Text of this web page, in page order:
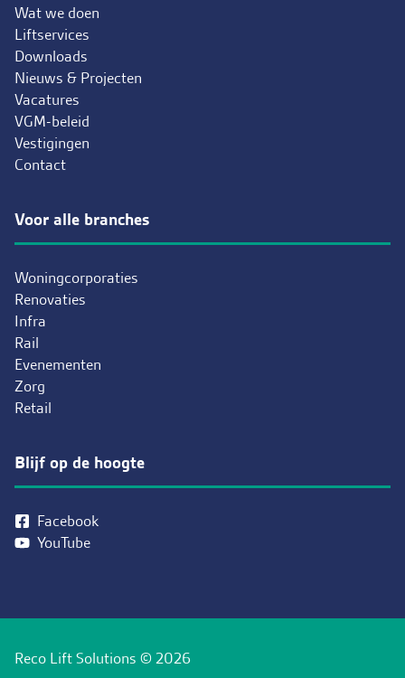
Wat we doen
Liftservices
Downloads
Nieuws & Projecten
Vacatures
VGM-beleid
Vestigingen
Contact
Voor alle branches
Woningcorporaties
Renovaties
Infra
Rail
Evenementen
Zorg
Retail
Blijf op de hoogte
Facebook
YouTube
Reco Lift Solutions © 2026